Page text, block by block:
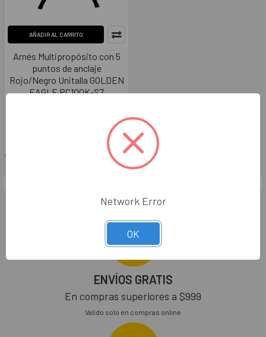
AÑADIR AL CARRITO
Arnés Multipropósito con 5
puntos de anclaje
Rojo/Negro Unitalla GOLDEN
EAGLE PC100K-S7
ENVÍOS GRATIS
En compras superiores a $999
Valido solo en compras online
Network Error
OK